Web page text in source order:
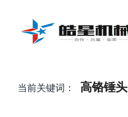
当前关键词： 高铬锤头